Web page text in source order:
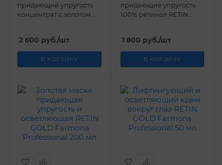
придающий упругость
концентрат с золотом
2 600 руб./шт
В КОРЗИНУ
придающие упругость
100% ретинол RETIN
1 800 руб./шт
В КОРЗИНУ